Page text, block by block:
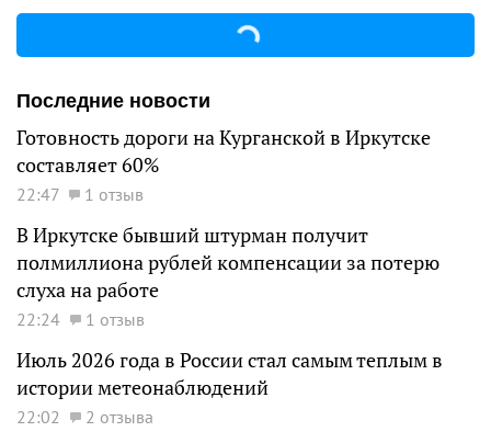
Последние новости
Готовность дороги на Курганской в Иркутске
составляет 60%
22:47 1 отзыв
В Иркутске бывший штурман получит
полмиллиона рублей компенсации за потерю
слуха на работе
22:24 1 отзыв
Июль 2026 года в России стал самым теплым в
истории метеонаблюдений
22:02 2 отзыва